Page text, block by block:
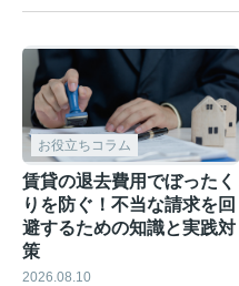
お役立ちコラム
賃貸の退去費用でぼったく
りを防ぐ！不当な請求を回
避するための知識と実践対
策
2026.08.10